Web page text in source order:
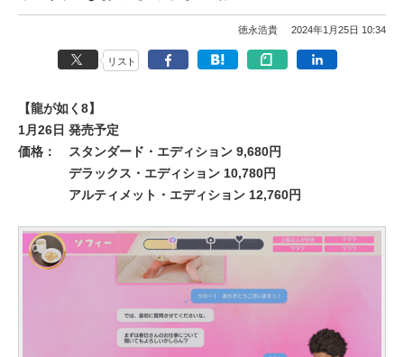
徳永浩貴 2024年1月25日 10:34
リスト
【龍が如く8】
1月26日 発売予定
価格： スタンダード・エディション 9,680円
デラックス・エディション 10,780円
アルティメット・エディション 12,760円